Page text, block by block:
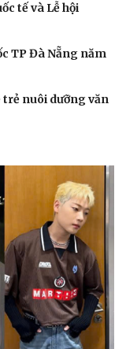
tế và Lễ hội
TP Đà Nẵng năm
trẻ nuôi dưỡng văn